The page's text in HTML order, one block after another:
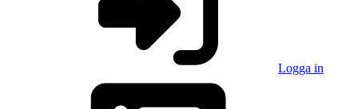
Logga in